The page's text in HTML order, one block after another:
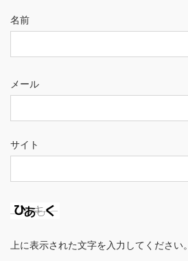
名前
メール
サイト
上に表示された文字を入力してください。